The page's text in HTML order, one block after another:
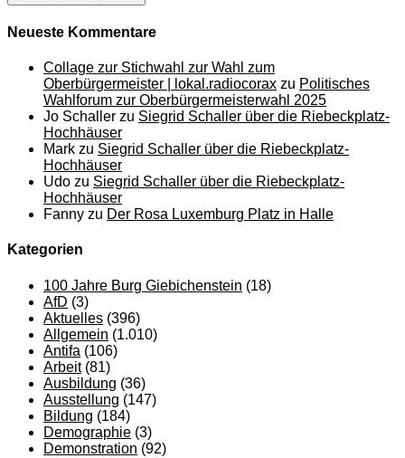
Neueste Kommentare
Collage zur Stichwahl zur Wahl zum
Oberbürgermeister | lokal.radiocorax zu Politisches
Wahlforum zur Oberbürgermeisterwahl 2025
Jo Schaller zu Siegrid Schaller über die Riebeckplatz-
Hochhäuser
Mark zu Siegrid Schaller über die Riebeckplatz-
Hochhäuser
Udo zu Siegrid Schaller über die Riebeckplatz-
Hochhäuser
Fanny zu Der Rosa Luxemburg Platz in Halle
Kategorien
100 Jahre Burg Giebichenstein (18)
AfD (3)
Aktuelles (396)
Allgemein (1.010)
Antifa (106)
Arbeit(81)
Ausbildung (36)
Ausstellung (147)
Bildung (184)
Demographie (3)
Demonstration (92)